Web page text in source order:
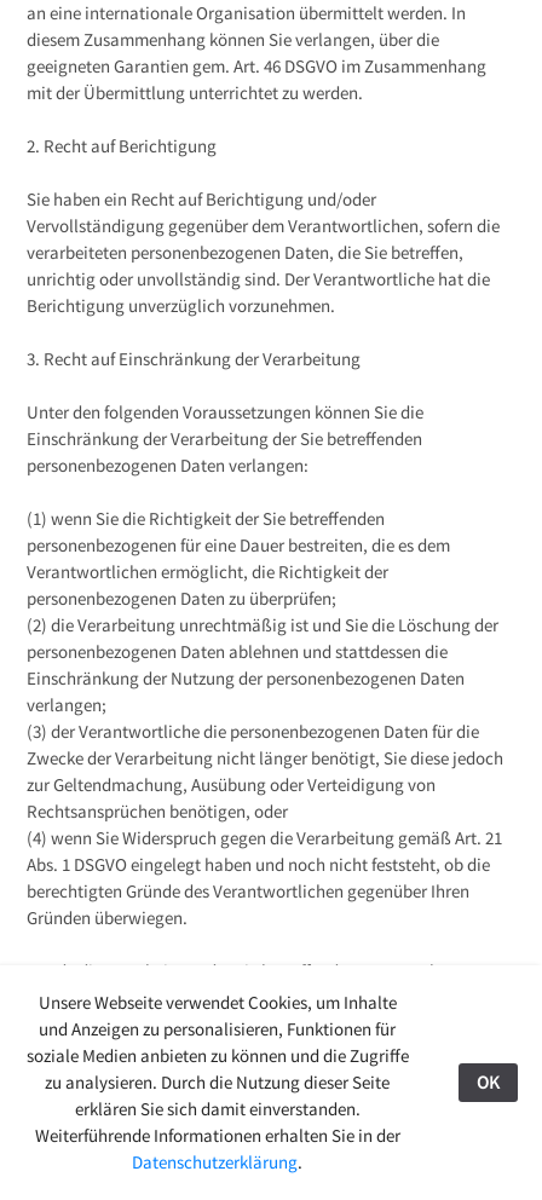
an eine internationale Organisation übermittelt werden. In
diesem Zusammenhang können Sie verlangen, über die
geeigneten Garantien gem. Art. 46 DSGVO im Zusammenhang
mit der Übermittlung unterrichtet zu werden.
2. Recht auf Berichtigung
Sie haben ein Recht auf Berichtigung und/oder
Vervollständigung gegenüber dem Verantwortlichen, sofern die
verarbeiteten personenbezogenen Daten, die Sie betreffen,
unrichtig oder unvollständig sind. Der Verantwortliche hat die
Berichtigung unverzüglich vorzunehmen.
3. Recht auf Einschränkung der Verarbeitung
Unter den folgenden Voraussetzungen können Sie die
Einschränkung der Verarbeitung der Sie betreffenden
personenbezogenen Daten verlangen:
(1) wenn Sie die Richtigkeit der Sie betreffenden
personenbezogenen für eine Dauer bestreiten, die es dem
Verantwortlichen ermöglicht, die Richtigkeit der
personenbezogenen Daten zu überprüfen;
(2) die Verarbeitung unrechtmäßig ist und Sie die Löschung der
personenbezogenen Daten ablehnen und stattdessen die
Einschränkung der Nutzung der personenbezogenen Daten
verlangen;
(3) der Verantwortliche die personenbezogenen Daten für die
Zwecke der Verarbeitung nicht länger benötigt, Sie diese jedoch
zur Geltendmachung, Ausübung oder Verteidigung von
Rechtsansprüchen benötigen, oder
(4) wenn Sie Widerspruch gegen die Verarbeitung gemäß Art. 21
Abs. 1 DSGVO eingelegt haben und noch nicht feststeht, ob die
berechtigten Gründe des Verantwortlichen gegenüber Ihren
Gründen überwiegen.
Wurde die Verarbeitung der Sie betreffenden personenbezogenen
Daten eingeschränkt, dürfen diese Daten – von ihrer Speicherung
abgesehen – nur mit Ihrer Einwilligung oder zur
Geltendmachung, Ausübung oder Verteidigung von
Rechtsansprüchen oder zum Schutz der Rechte einer anderen
natürlichen oder juristischen Person oder aus Gründen eines
wichtigen öffentlichen Interesses der Union oder eines
Mitgliedstaats verarbeitet werden.
Unsere Webseite verwendet Cookies, um Inhalte
und Anzeigen zu personalisieren, Funktionen für
soziale Medien anbieten zu können und die Zugriffe
zu analysieren. Durch die Nutzung dieser Seite
erklären Sie sich damit einverstanden.
Weiterführende Informationen erhalten Sie in der
Datenschutzerklärung.
OK